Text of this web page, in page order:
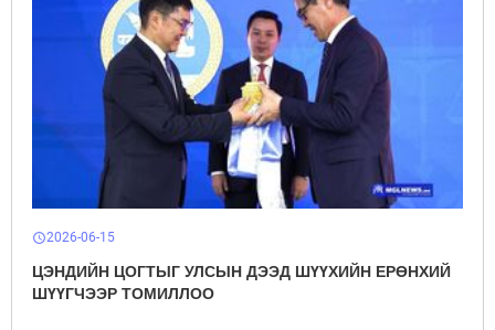
schedule2026-06-15
ЦЭНДИЙН ЦОГТЫГ УЛСЫН ДЭЭД ШҮҮХИЙН ЕРӨНХИЙ
ШҮҮГЧЭЭР ТОМИЛЛОО